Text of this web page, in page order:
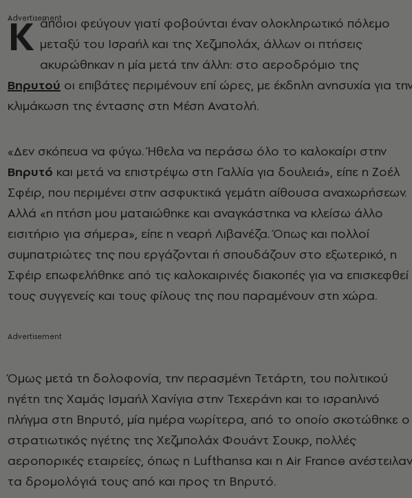
Κ άποιοι φεύγουν γιατί φοβούνται έναν ολοκληρωτικό πόλεμο
μεταξύ του Ισραήλ και της Χεζμπολάχ, άλλων οι πτήσεις
ακυρώθηκαν η μία μετά την άλλη: στο αεροδρόμιο της
Βηρυτού οι επιβάτες περιμένουν επί ώρες, με έκδηλη ανησυχία για
κλιμάκωση της έντασης στη Μέση Ανατολή.
«Δεν σκόπευα να φύγω. Ήθελα να περάσω όλο το καλοκαίρι στην
Βηρυτό και μετά να επιστρέψω στη Γαλλία για δουλειά», είπε η Ζοέλ
Σφέιρ, που περιμένει στην ασφυκτικά γεμάτη αίθουσα αναχωρήσεων.
Αλλά «η πτήση μου ματαιώθηκε και αναγκάστηκα να κλείσω άλλο
εισιτήριο για σήμερα», είπε η νεαρή Λιβανέζα. Όπως και πολλοί
συμπατριώτες της που εργάζονται ή σπουδάζουν στο εξωτερικό, η
Σφέιρ επωφελήθηκε από τις καλοκαιρινές διακοπές για να επισκεφθεί
τους συγγενείς και τους φίλους της που παραμένουν στη χώρα.
Όμως μετά τη δολοφονία, την περασμένη Τετάρτη, του πολιτικού
ηγέτη της Χαμάς Ισμαήλ Χανίγια στην Τεχεράνη και το ισραηλινό
πλήγμα στη Βηρυτό, μία ημέρα νωρίτερα, από το οποίο σκοτώθηκε ο
στρατιωτικός ηγέτης της Χεζμπολάχ Φουάντ Σουκρ, πολλές
αεροπορικές εταιρείες, όπως η Lufthansa και η Air France ανέστειλαν
τα δρομολόγιά τους από και προς τη Βηρυτό.